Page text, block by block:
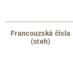
Francouzská čísla
(steh)